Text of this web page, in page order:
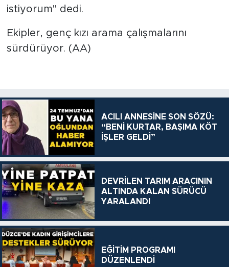
istiyorum" dedi.
Ekipler, genç kızı arama çalışmalarını
sürdürüyor. (AA)
ACILI ANNESİNE SON SÖZÜ:
“BENİ KURTAR, BAŞIMA KÖT
İŞLER GELDİ”
DEVRİLEN TARIM ARACININ
ALTINDA KALAN SÜRÜCÜ
YARALANDI
EĞİTİM PROGRAMI
DÜZENLENDİ